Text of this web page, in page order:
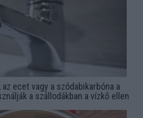
ecet vagy a szódabikarbóna a
a szállodákban a vízkő ellen